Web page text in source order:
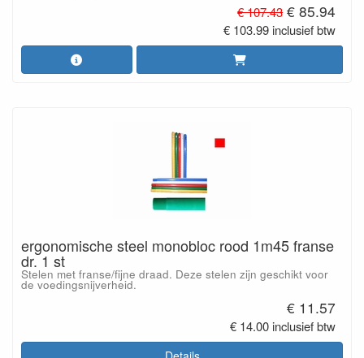
€ 107.43 € 85.94
€ 103.99 inclusief btw
ergonomische steel monobloc rood 1m45 franse
dr. 1 st
Stelen met franse/fijne draad. Deze stelen zijn geschikt voor
de voedingsnijverheid.
€ 11.57
€ 14.00 inclusief btw